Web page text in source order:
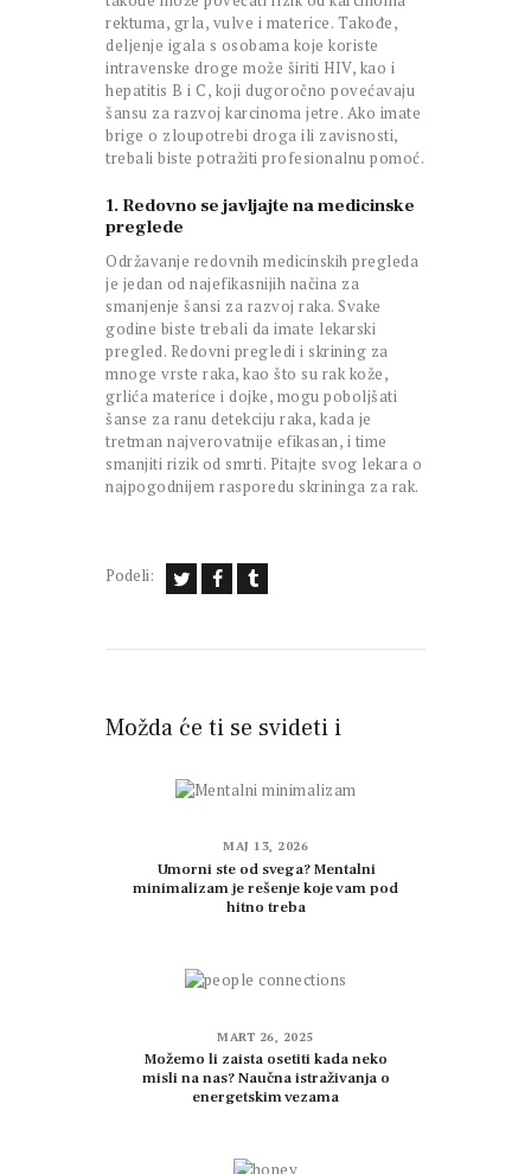
rektuma, grla, vulve i materice. Takođe,
deljenje igala s osobama koje koriste
intravenske droge može širiti HIV, kao i
hepatitis B i C, koji dugoročno povećavaju
šansu za razvoj karcinoma jetre. Ako imate
brige o zloupotrebi droga ili zavisnosti,
trebali biste potražiti profesionalnu pomoć.
1. Redovno se javljajte na medicinske
preglede
Održavanje redovnih medicinskih pregleda
je jedan od najefikasnijih načina za
smanjenje šansi za razvoj raka. Svake
godine biste trebali da imate lekarski
pregled. Redovni pregledi i skrining za
mnoge vrste raka, kao što su rak kože,
grlića materice i dojke, mogu poboljšati
šanse za ranu detekciju raka, kada je
tretman najverovatnije efikasan, i time
smanjiti rizik od smrti. Pitajte svog lekara o
najpogodnijem rasporedu skrininga za rak.
Podeli:
Možda će ti se svideti i
MAJ 13, 2026
Umorni ste od svega? Mentalni
minimalizam je rešenje koje vam pod
hitno treba
MART 26, 2025
Možemo li zaista osetiti kada neko
misli na nas? Naučna istraživanja o
energetskim vezama